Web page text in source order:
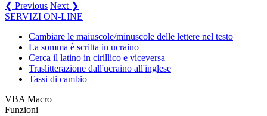
❮ Previous Next ❯
SERVIZI ON-LINE
Cambiare le maiuscole/minuscole delle lettere nel testo
La somma è scritta in ucraino
Cerca il latino in cirillico e viceversa
Traslitterazione dall'ucraino all'inglese
Tassi di cambio
VBA Macro
Funzioni